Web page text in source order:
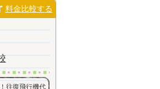
料金比較する
往復飛行機代